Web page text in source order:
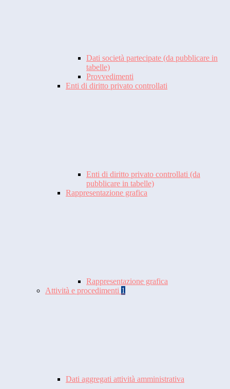
Dati società partecipate (da pubblicare in
tabelle)
Provvedimenti
Enti di diritto privato controllati
Enti di diritto privato controllati (da
pubblicare in tabelle)
Rappresentazione grafica
Rappresentazione grafica
Attività e procedimenti 1
Dati aggregati attività amministrativa